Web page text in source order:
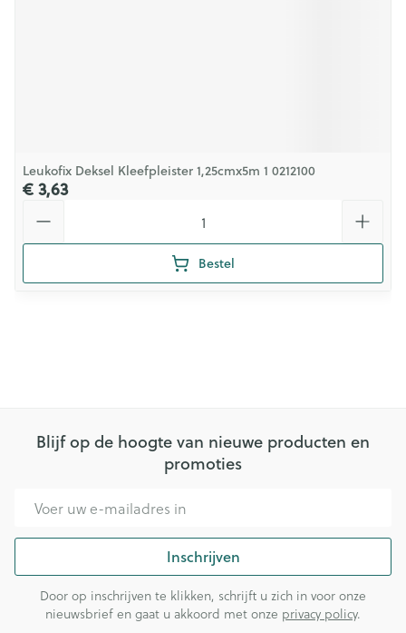
Leukofix Deksel Kleefpleister 1,25cmx5m 1 0212100
€ 3,63
Bestel
Blijf op de hoogte van nieuwe producten en
promoties
Inschrijven
Door op inschrijven te klikken, schrijft u zich in voor onze
nieuwsbrief en gaat u akkoord met onze privacy policy.